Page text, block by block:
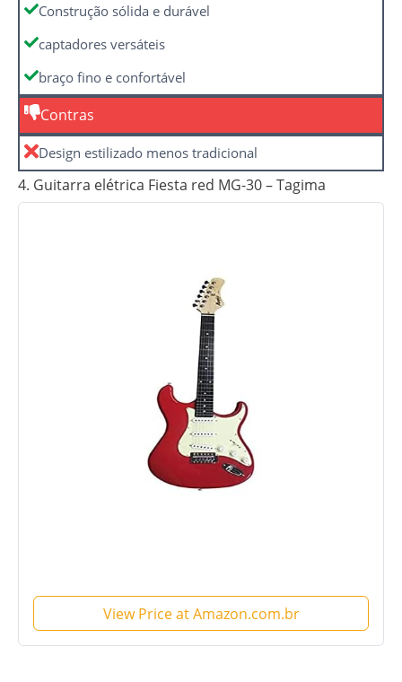
Construção sólida e durável
captadores versáteis
braço fino e confortável
Contras
Design estilizado menos tradicional
4. Guitarra elétrica Fiesta red MG-30 – Tagima
View Price at Amazon.com.br